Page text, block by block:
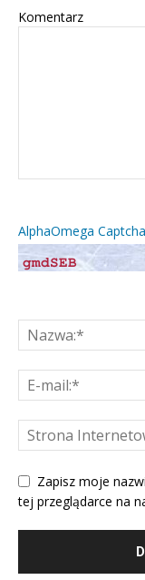
Komentarz
AlphaOmega
Zapisz moje
tej przeglądarce na